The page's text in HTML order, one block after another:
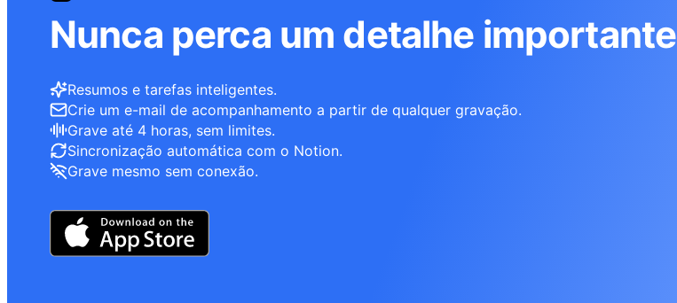
Nunca perca um detalhe importante
Resumos e tarefas inteligentes.
Crie um e-mail de acompanhamento a partir de qualquer gravação.
Grave até 4 horas, sem limites.
Sincronização automática com o Notion.
Grave mesmo sem conexão.